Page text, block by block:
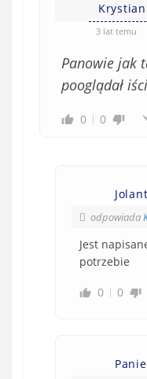
Krystian
3 lat temu
Panowie jak
pooglądał
0 0
odpowiada
Jest
potrzebie
0 0